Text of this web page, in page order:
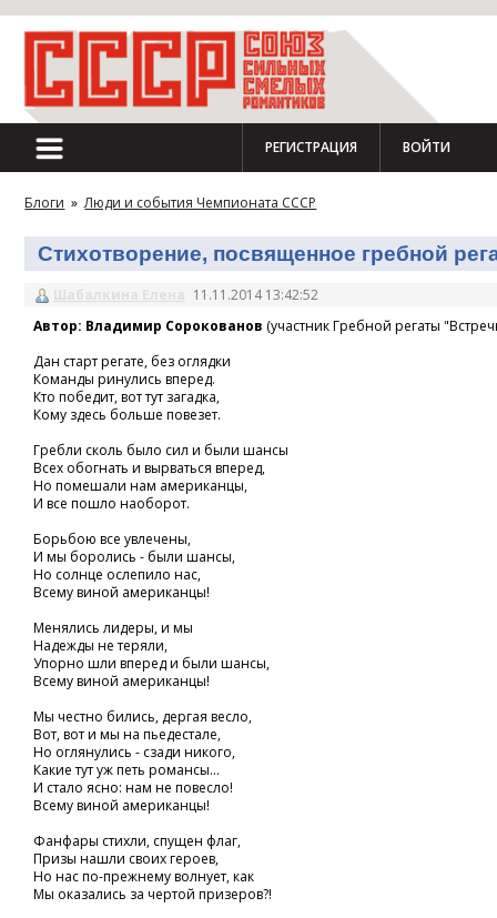
РЕГИСТРАЦИЯ ВОЙТИ
Блоги » Люди и события Чемпионата СССР
Стихотворение, посвященное гребной
Шабалкина Елена 11.11.2014 13:42:52
Автор: Владимир Сорокованов (участник Гребной регаты
Дан старт регате, без оглядки
Команды ринулись вперед.
Кто победит, вот тут загадка,
Кому здесь больше повезет.
Гребли сколь было сил и были шансы
Всех обогнать и вырваться вперед,
Но помешали нам американцы,
И все пошло наоборот.
Борьбою все увлечены,
И мы боролись - были шансы,
Но солнце ослепило нас,
Всему виной американцы!
Менялись лидеры, и мы
Надежды не теряли,
Упорно шли вперед и были шансы,
Всему виной американцы!
Мы честно бились, дергая весло,
Вот, вот и мы на пьедестале,
Но оглянулись - сзади никого,
Какие тут уж петь романсы...
И стало ясно: нам не повесло!
Всему виной американцы!
Фанфары стихли, спущен флаг,
Призы нашли своих героев,
Но нас по-прежнему волнует, как
Мы оказались за чертой призеров?!